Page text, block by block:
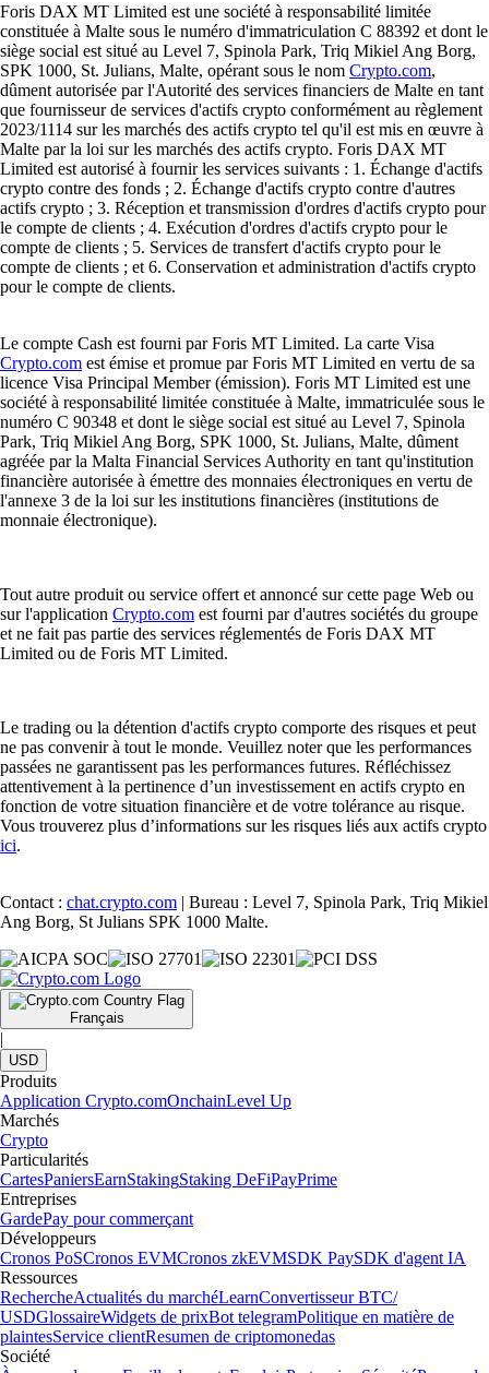
Foris DAX MT Limited est une société à responsabilité limitée
constituée à Malte sous le numéro d'immatriculation C 88392 et dont le
siège social est situé au Level 7, Spinola Park, Triq Mikiel Ang Borg,
SPK 1000, St. Julians, Malte, opérant sous le nom Crypto.com,
dûment autorisée par l'Autorité des services financiers de Malte en tant
que fournisseur de services d'actifs crypto conformément au règlement
2023/1114 sur les marchés des actifs crypto tel qu'il est mis en œuvre à
Malte par la loi sur les marchés des actifs crypto. Foris DAX MT
Limited est autorisé à fournir les services suivants : 1. Échange d'actifs
crypto contre des fonds ; 2. Échange d'actifs crypto contre d'autres
actifs crypto ; 3. Réception et transmission d'ordres d'actifs crypto pour
le compte de clients ; 4. Exécution d'ordres d'actifs crypto pour le
compte de clients ; 5. Services de transfert d'actifs crypto pour le
compte de clients ; et 6. Conservation et administration d'actifs crypto
pour le compte de clients.
Le compte Cash est fourni par Foris MT Limited. La carte Visa
Crypto.com est émise et promue par Foris MT Limited en vertu de sa
licence Visa Principal Member (émission). Foris MT Limited est une
société à responsabilité limitée constituée à Malte, immatriculée sous le
numéro C 90348 et dont le siège social est situé au Level 7, Spinola
Park, Triq Mikiel Ang Borg, SPK 1000, St. Julians, Malte, dûment
agréée par la Malta Financial Services Authority en tant qu'institution
financière autorisée à émettre des monnaies électroniques en vertu de
l'annexe 3 de la loi sur les institutions financières (institutions de
monnaie électronique).
Tout autre produit ou service offert et annoncé sur cette page Web ou
sur l'application Crypto.com est fourni par d'autres sociétés du groupe
et ne fait pas partie des services réglementés de Foris DAX MT
Limited ou de Foris MT Limited.
Le trading ou la détention d'actifs crypto comporte des risques et peut
ne pas convenir à tout le monde. Veuillez noter que les performances
passées ne garantissent pas les performances futures. Réfléchissez
attentivement à la pertinence d’un investissement en actifs crypto en
fonction de votre situation financière et de votre tolérance au risque.
Vous trouverez plus d’informations sur les risques liés aux actifs crypto
ici.
Contact : chat.crypto.com | Bureau : Level 7, Spinola Park, Triq Mikiel
Ang Borg, St Julians SPK 1000 Malte.
Français
|
USD
Produits
Application Crypto.comOnchainLevel Up
Marchés
Crypto
Particularités
CartesPaniersEarnStakingStaking DeFiPayPrime
Entreprises
GardePay pour commerçant
Développeurs
Cronos PoSCronos EVMCronos zkEVMSDK PaySDK d'agent IA
Ressources
RechercheActualités du marchéLearnConvertisseur BTC/
USDGlossaireWidgets de prixBot telegramPolitique en matière de
plaintesService clientResumen de criptomonedas
Société